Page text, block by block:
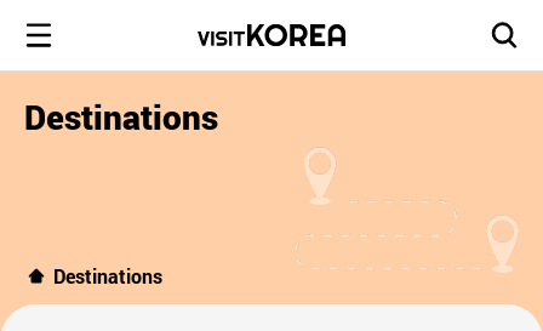
Destinations
Destinations